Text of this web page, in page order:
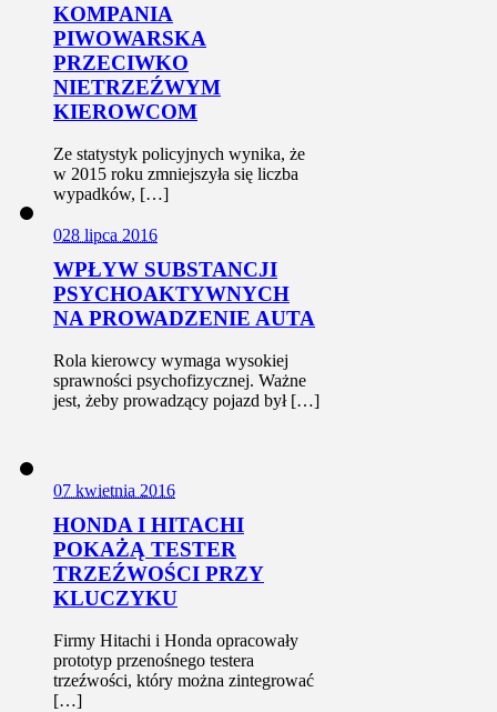
KOMPANIA
PIWOWARSKA
PRZECIWKO
NIETRZEŹWYM
KIEROWCOM
Ze statystyk policyjnych wynika, że
w 2015 roku zmniejszyła się liczba
wypadków, […]
028 lipca 2016
WPŁYW SUBSTANCJI
PSYCHOAKTYWNYCH
NA PROWADZENIE AUTA
Rola kierowcy wymaga wysokiej
sprawności psychofizycznej. Ważne
jest, żeby prowadzący pojazd był […]
07 kwietnia 2016
HONDA I HITACHI
POKAŻĄ TESTER
TRZEŹWOŚCI PRZY
KLUCZYKU
Firmy Hitachi i Honda opracowały
prototyp przenośnego testera
trzeźwości, który można zintegrować
[…]